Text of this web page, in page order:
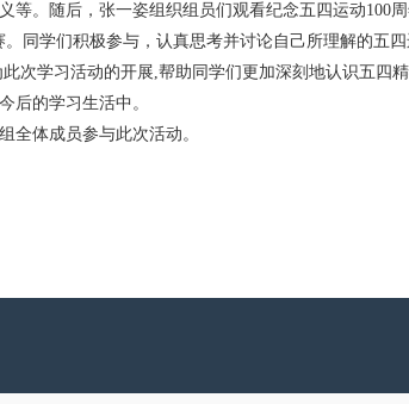
等。随后，张一姿组织组员们观看纪念五四运动100
。同学们积极参与，认真思考并讨论自己所理解的五
次学习活动的开展,帮助同学们更加深刻地认识五四
后的学习生活中。
全体成员参与此次活动。